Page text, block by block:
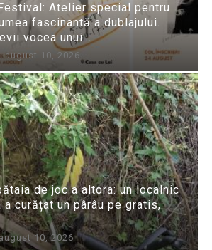
Atelier special pentru
fascinantă a dublajului.
vocea unui...
august 10, 2026
de joc a altora: un localnic
a curățat un pârâu pe gratis,
august 10, 2026